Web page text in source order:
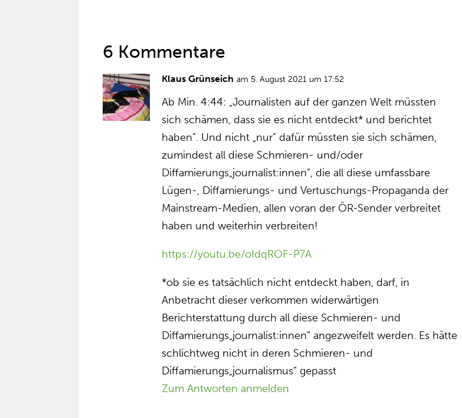
6 Kommentare
Klaus Grünseich am 5. August 2021 um 17:52
Ab Min. 4:44: „Journalisten auf der ganzen Welt müssten
sich schämen, dass sie es nicht entdeckt* und berichtet
haben”. Und nicht „nur” dafür müssten sie sich schämen,
zumindest all diese Schmieren- und/oder
Diffamierungs„journalist:innen”, die all diese umfassbare
Lügen-, Diffamierungs- und Vertuschungs-Propaganda der
Mainstream-Medien, allen voran der ÖR-Sender verbreitet
haben und weiterhin verbreiten!
https://youtu.be/oIdqROF-P7A
*ob sie es tatsächlich nicht entdeckt haben, darf, in
Anbetracht dieser verkommen widerwärtigen
Berichterstattung durch all diese Schmieren- und
Diffamierungs„journalist:innen” angezweifelt werden. Es hätte
schlichtweg nicht in deren Schmieren- und
Diffamierungs„journalismus” gepasst
Zum Antworten anmelden